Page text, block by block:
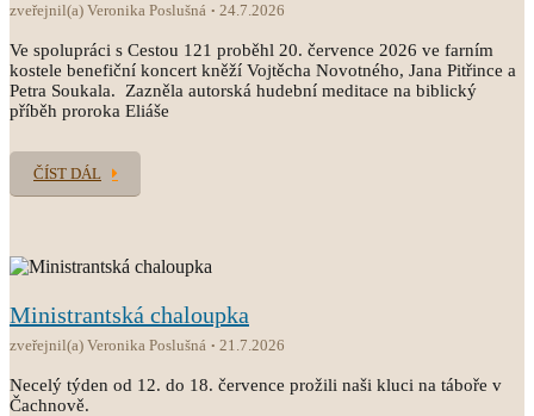
zveřejnil(a) Veronika Poslušná 24.7.2026
Ve spolupráci s Cestou 121 proběhl 20. července 2026 ve farním
kostele benefiční koncert kněží Vojtěcha Novotného, Jana Pitřince a
Petra Soukala. Zazněla autorská hudební meditace na biblický
příběh proroka Eliáše
ČÍST DÁL
Ministrantská chaloupka
zveřejnil(a) Veronika Poslušná 21.7.2026
Necelý týden od 12. do 18. července prožili naši kluci na táboře v
Čachnově.